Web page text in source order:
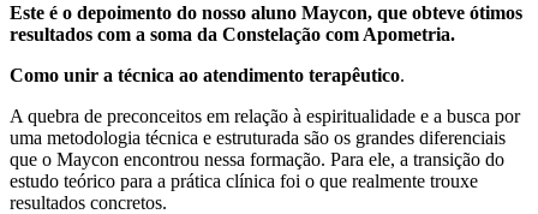
Este é o depoimento do nosso aluno Maycon, que obteve ótimos
resultados com a soma da Constelação com Apometria.
Como unir a técnica ao atendimento terapêutico.
A quebra de preconceitos em relação à espiritualidade e a busca por
uma metodologia técnica e estruturada são os grandes diferenciais
que o Maycon encontrou nessa formação. Para ele, a transição do
estudo teórico para a prática clínica foi o que realmente trouxe
resultados concretos.